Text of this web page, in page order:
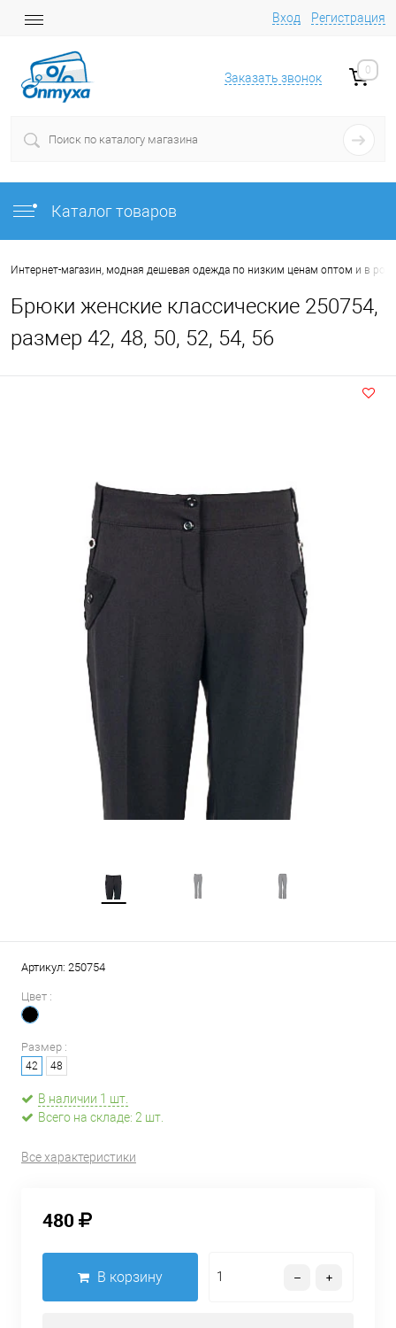
Вход Регистрация
Заказать звонок
0
Каталог товаров
Интернет-магазин, модная дешевая одежда по низким ценам оптом и в
Брюки женские классические 250754,
размер 42, 48, 50, 52, 54, 56
Артикул: 250754
Цвет :
Размер :
42 48
В наличии 1 шт.
Всего на складе: 2 шт.
Все характеристики
480
В корзину